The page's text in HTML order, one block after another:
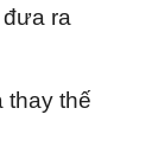
ra
thay thế